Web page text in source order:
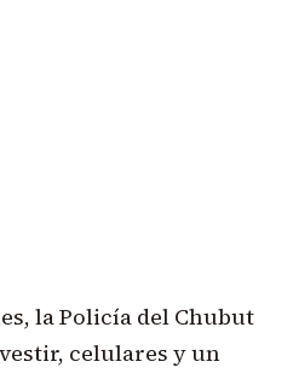
la Policía del Chubut
celulares y un